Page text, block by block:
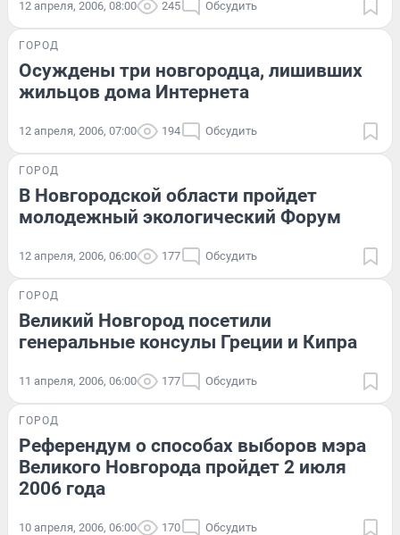
12 апреля, 2006, 08:00 245 Обсудить
ГОРОД
Осуждены три новгородца, лишивших
жильцов дома Интернета
12 апреля, 2006, 07:00 194 Обсудить
ГОРОД
В Новгородской области пройдет
молодежный экологический Форум
12 апреля, 2006, 06:00 177 Обсудить
ГОРОД
Великий Новгород посетили
генеральные консулы Греции и Кипра
11 апреля, 2006, 06:00 177 Обсудить
ГОРОД
Референдум о способах выборов мэра
Великого Новгорода пройдет 2 июля
2006 года
10 апреля, 2006, 06:00 170 Обсудить